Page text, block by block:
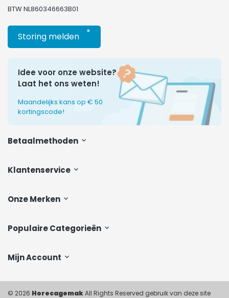
Klantenservice
Onze Merken
Populaire Categorieën
Mijn Account
BTW NL860346663B01
Storing melden *
Idee voor onze website?
Laat het ons weten!
Maandelijks kans op € 50
kortingscode!
Betaalmethoden
© 2026 HorecagemakAll Rights Reserved gebruik van deze site